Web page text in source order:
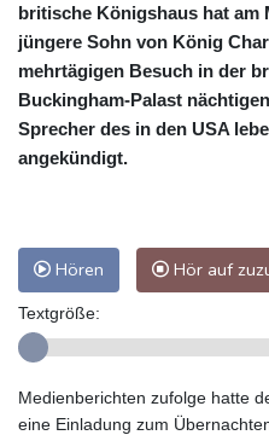
britische Königshaus hat am
jüngere Sohn von König
mehrtägigen Besuch in der
Buckingham-Palast
Sprecher des in den USA
angekündigt.
Hören Hör auf
Textgröße:
Medienberichten zufolge hatte
eine Einladung zum